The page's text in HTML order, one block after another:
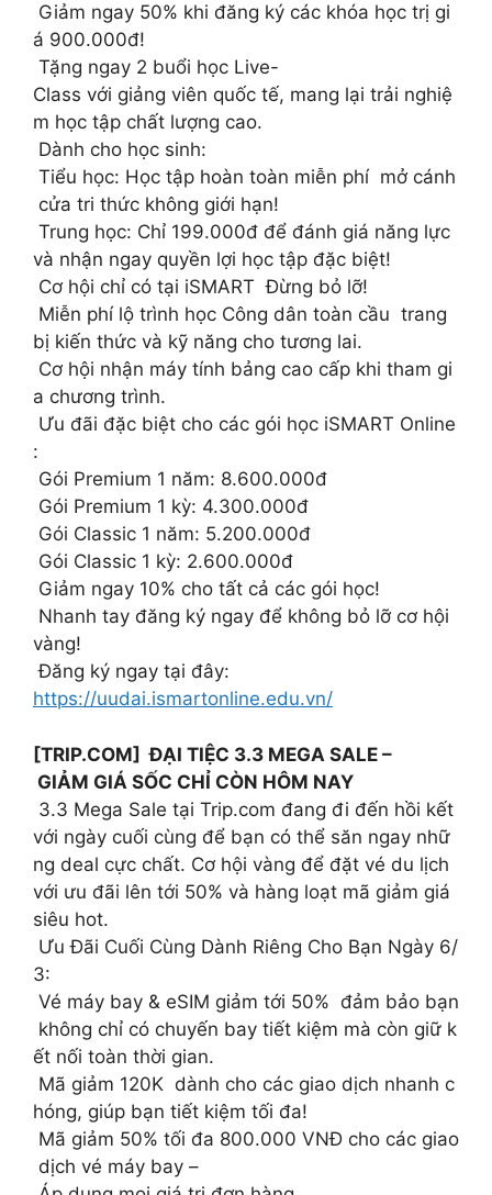
Giảm ngay 50% khi đăng ký các khóa học trị gi
á 900.000đ!
Tặng ngay 2 buổi học Live-
Class với giảng viên quốc tế, mang lại trải nghiệ
m học tập chất lượng cao.
Dành cho học sinh:
Tiểu học: Học tập hoàn toàn miễn phí mở cánh
cửa tri thức không giới hạn!
Trung học: Chỉ 199.000đ để đánh giá năng lực
và nhận ngay quyền lợi học tập đặc biệt!
Cơ hội chỉ có tại iSMART Đừng bỏ lỡ!
Miễn phí lộ trình học Công dân toàn cầu trang
bị kiến thức và kỹ năng cho tương lai.
Cơ hội nhận máy tính bảng cao cấp khi tham gi
a chương trình.
Ưu đãi đặc biệt cho các gói học iSMART Online
:
Gói Premium 1 năm: 8.600.000đ
Gói Premium 1 kỳ: 4.300.000đ
Gói Classic 1 năm: 5.200.000đ
Gói Classic 1 kỳ: 2.600.000đ
Giảm ngay 10% cho tất cả các gói học!
Nhanh tay đăng ký ngay để không bỏ lỡ cơ hội
vàng!
Đăng ký ngay tại đây:
https://uudai.ismartonline.edu.vn/
[TRIP.COM] ĐẠI TIỆC 3.3 MEGA SALE –
GIẢM GIÁ SỐC CHỈ CÒN HÔM NAY
3.3 Mega Sale tại Trip.com đang đi đến hồi kết
với ngày cuối cùng để bạn có thể săn ngay nhữ
ng deal cực chất. Cơ hội vàng để đặt vé du lịch
với ưu đãi lên tới 50% và hàng loạt mã giảm giá
siêu hot.
Ưu Đãi Cuối Cùng Dành Riêng Cho Bạn Ngày 6/
3:
Vé máy bay & eSIM giảm tới 50% đảm bảo bạn
không chỉ có chuyến bay tiết kiệm mà còn giữ k
ết nối toàn thời gian.
Mã giảm 120K dành cho các giao dịch nhanh c
hóng, giúp bạn tiết kiệm tối đa!
Mã giảm 50% tối đa 800.000 VNĐ cho các giao
dịch vé máy bay –